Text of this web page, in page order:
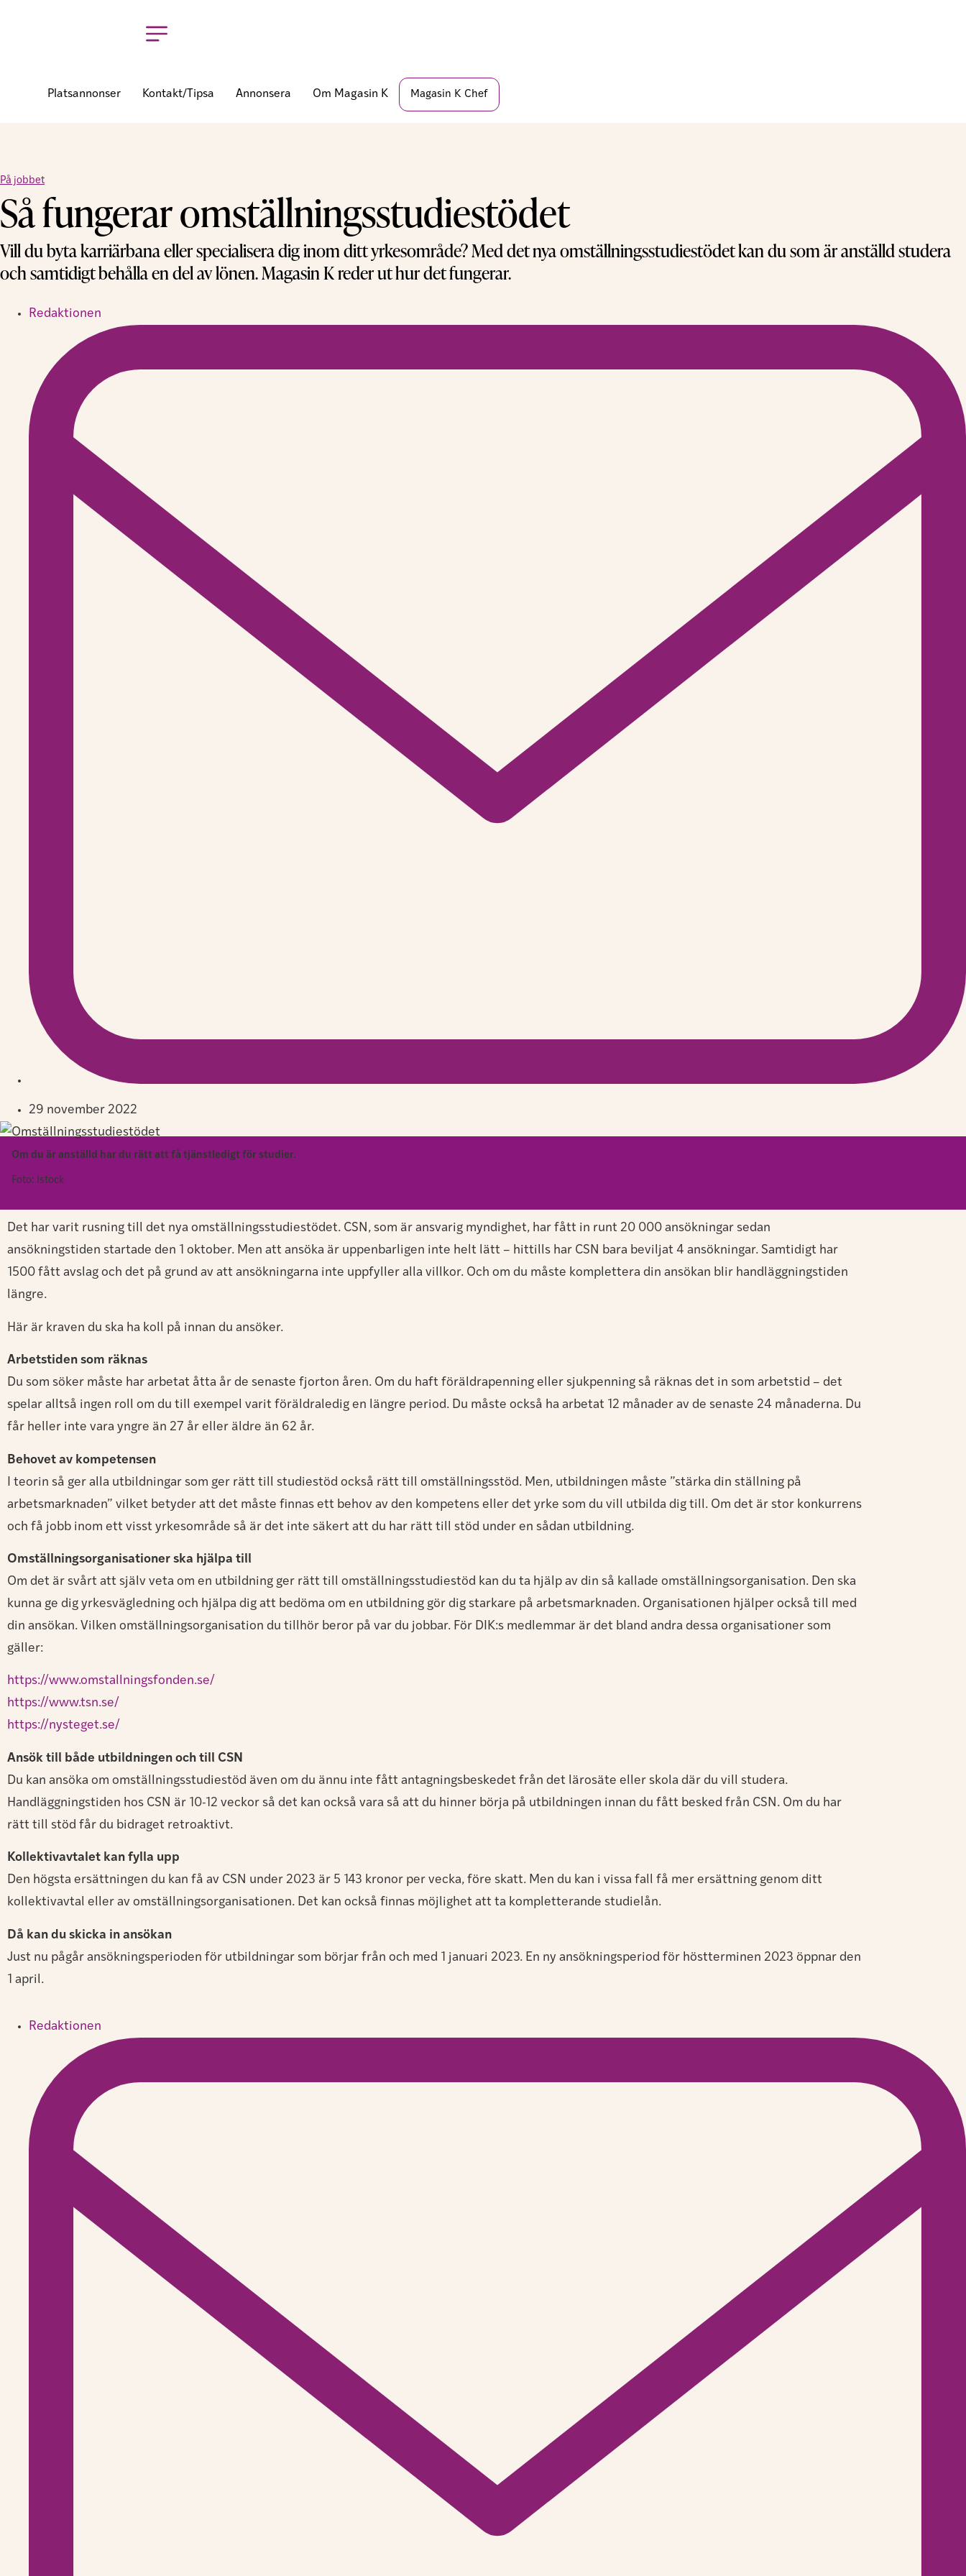
Platsannonser Kontakt/tipsa Annonsera Om Magasin K Magasin K Chef
På jobbet
Så fungerar omställningsstudiestödet
Vill du byta karriärbana eller specialisera dig inom ditt yrkesområde? Med det nya omställningsstudiestödet kan du som är anställd studera
och samtidigt behålla en del av lönen. Magasin K reder ut hur det fungerar.
Redaktionen
29 november 2022
Om du är anställd har du rätt att få tjänstledigt för studier.
Foto: Istock
Det har varit rusning till det nya omställningsstudiestödet. CSN, som är ansvarig myndighet, har fått in runt 20 000 ansökningar sedan
ansökningstiden startade den 1 oktober. Men att ansöka är uppenbarligen inte helt lätt – hittills har CSN bara beviljat 4 ansökningar. Samtidigt har
1500 fått avslag och det på grund av att ansökningarna inte uppfyller alla villkor. Och om du måste komplettera din ansökan blir handläggningstiden
längre.
Här är kraven du ska ha koll på innan du ansöker.
Arbetstiden som räknas
Du som söker måste har arbetat åtta år de senaste fjorton åren. Om du haft föräldrapenning eller sjukpenning så räknas det in som arbetstid – det
spelar alltså ingen roll om du till exempel varit föräldraledig en längre period. Du måste också ha arbetat 12 månader av de senaste 24 månaderna. Du
får heller inte vara yngre än 27 år eller äldre än 62 år.
Behovet av kompetensen
I teorin så ger alla utbildningar som ger rätt till studiestöd också rätt till omställningsstöd. Men, utbildningen måste ”stärka din ställning på
arbetsmarknaden” vilket betyder att det måste finnas ett behov av den kompetens eller det yrke som du vill utbilda dig till. Om det är stor konkurrens
och få jobb inom ett visst yrkesområde så är det inte säkert att du har rätt till stöd under en sådan utbildning.
Omställningsorganisationer ska hjälpa till
Om det är svårt att själv veta om en utbildning ger rätt till omställningsstudiestöd kan du ta hjälp av din så kallade omställningsorganisation. Den ska
kunna ge dig yrkesvägledning och hjälpa dig att bedöma om en utbildning gör dig starkare på arbetsmarknaden. Organisationen hjälper också till med
din ansökan. Vilken omställningsorganisation du tillhör beror på var du jobbar. För DIK:s medlemmar är det bland andra dessa organisationer som
gäller:
https://www.omstallningsfonden.se/
https://www.tsn.se/
https://nysteget.se/
Ansök till både utbildningen och till CSN
Du kan ansöka om omställningsstudiestöd även om du ännu inte fått antagningsbeskedet från det lärosäte eller skola där du vill studera.
Handläggningstiden hos CSN är 10-12 veckor så det kan också vara så att du hinner börja på utbildningen innan du fått besked från CSN. Om du har
rätt till stöd får du bidraget retroaktivt.
Kollektivavtalet kan fylla upp
Den högsta ersättningen du kan få av CSN under 2023 är 5 143 kronor per vecka, före skatt. Men du kan i vissa fall få mer ersättning genom ditt
kollektivavtal eller av omställningsorganisationen. Det kan också finnas möjlighet att ta kompletterande studielån.
Då kan du skicka in ansökan
Just nu pågår ansökningsperioden för utbildningar som börjar från och med 1 januari 2023. En ny ansökningsperiod för höstterminen 2023 öppnar den
1 april.
Redaktionen